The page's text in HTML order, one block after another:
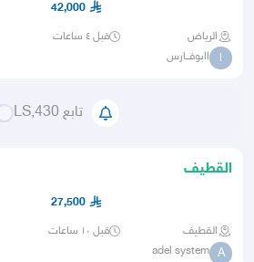
42,000
الرياض قبل ٤ ساعات
ا اابوفــارس
تابع LS,430
القطيف
27,500
القطيف قبل ١٠ ساعات
A
adel system